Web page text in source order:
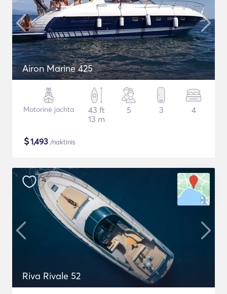
Airon Marine 425
Motorinė jachta
43 ft
13 m
5 3 4
$1,493 /naktinis
Riva Rivale 52